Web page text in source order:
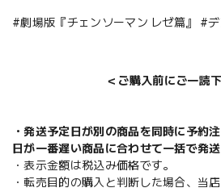
#劇場版『チェンソーマン レゼ篇』 #
＜ご購入前にご一読
・発送予定日が別の商品を同時に予約
日が一番遅い商品に合わせて一括で発送
・表示金額は税込み価格です。
・転売目的の購入と判断した場合、当